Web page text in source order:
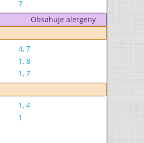
7
Obsahuje alergeny
4, 7
1, 8
1, 7
1, 4
1